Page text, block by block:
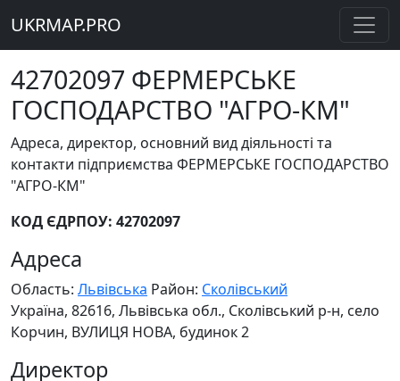
UKRMAP.PRO
42702097 ФЕРМЕРСЬКЕ
ГОСПОДАРСТВО "АГРО-КМ"
Адреса, директор, основний вид діяльності та
контакти підприємства ФЕРМЕРСЬКЕ ГОСПОДАРСТВО
"АГРО-КМ"
КОД ЄДРПОУ: 42702097
Адреса
Область: Львівська Район: Сколівський
Україна, 82616, Львівська обл., Сколівський р-н, село
Корчин, ВУЛИЦЯ НОВА, будинок 2
Директор